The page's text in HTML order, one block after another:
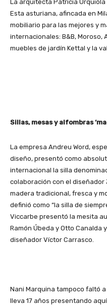
La arquitecta Patricia
Esta asturiana, afincada en
mobiliario para las mejores y
internacionales: B&B, Moroso,
muebles de jardín Kettal y la
Sillas, mesas y alfombras
La empresa Andreu Word,
diseño, presentó como
internacional la silla
colaboración con el diseñador
madera tradicional, fresca y
definió como “la silla de
Viccarbe presentó la mesita
Ramón Úbeda y Otto Canalda
diseñador Víctor Carrasco.
Nani Marquina tampoco faltó
lleva 17 años presentando